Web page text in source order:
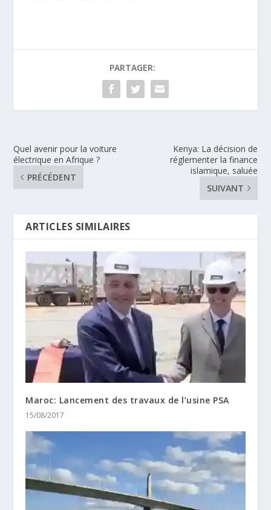
PARTAGER:
Quel avenir pour la voiture
électrique en Afrique ?
PRÉCÉDENT
Kenya: La décision de
réglementer la finance
islamique, saluée
SUIVANT
ARTICLES SIMILAIRES
Maroc: Lancement des travaux de l’usine PSA
15/08/2017